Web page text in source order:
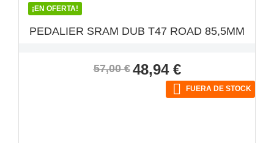
¡EN OFERTA!
PEDALIER SRAM DUB T47 ROAD 85,5MM
Precio
57,00 € Precio
48,94 €
 FUERA DE STOCK